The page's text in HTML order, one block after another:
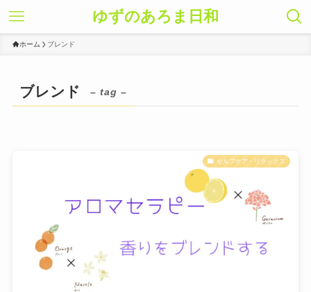
ゆずのあろま日和
ホーム ブレンド
ブレンド – tag –
セルフケア・リラックス